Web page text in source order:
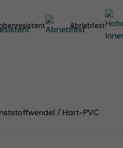
Abriebfest
/ Hart-PVC